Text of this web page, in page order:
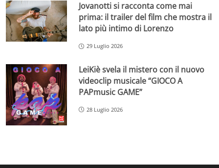
Jovanotti si racconta come mai
prima: il trailer del film che mostra il
lato più intimo di Lorenzo
29 Luglio 2026
LeiKiè svela il mistero con il nuovo
videoclip musicale “GIOCO A
PAPmusic GAME”
28 Luglio 2026